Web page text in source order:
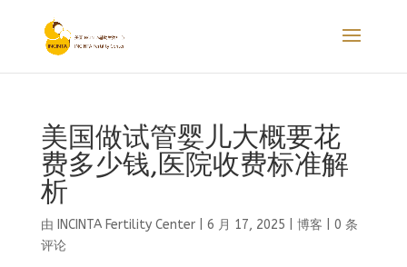
美国做试管婴儿大概要花
费多少钱,医院收费标准解
析
由 INCINTA Fertility Center| 6 月 17, 2025 博客
0 条
评论